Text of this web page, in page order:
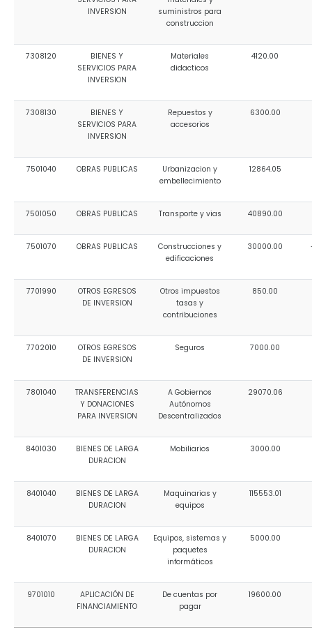
INVERSION
suministros para
construccion
7308120
BIENES Y
SERVICIOS PARA
INVERSION
Materiales
didacticos
4120.00
7308130
BIENES Y
SERVICIOS PARA
INVERSION
Repuestos y
accesorios
6300.00
7501040 OBRAS PUBLICAS
Urbanizacion y
embellecimiento
12864.05
7501050 OBRAS PUBLICAS Transporte y vias 40890.00
7501070 OBRAS PUBLICAS
Construcciones y
edificaciones
30000.00
7701990
OTROS EGRESOS
DE INVERSION
Otros impuestos
tasas y
contribuciones
850.00
7702010
OTROS EGRESOS
DE INVERSION
Seguros 7000.00
7801040
TRANSFERENCIAS
Y DONACIONES
PARA INVERSION
A Gobiernos
Autónomos
Descentralizados
29070.06
8401030
BIENES DE LARGA
DURACION
Mobiliarios 3000.00
8401040
BIENES DE LARGA
DURACION
Maquinarias y
equipos
115553.01
8401070
BIENES DE LARGA
DURACION
Equipos, sistemas y
paquetes
informáticos
5000.00
9701010
APLICACIÓN DE
FINANCIAMIENTO
De cuentas por
pagar
19600.00